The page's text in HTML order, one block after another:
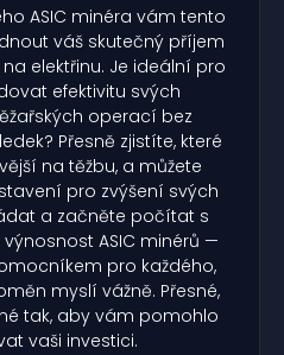
ASIC minéra vám tento
váš skutečný příjem
elektřinu. Je ideální pro
efektivitu svých
operací bez
Přesně zjistíte, které
na těžbu, a můžete
pro zvýšení svých
a začněte počítat s
ASIC minérů —
pro každého,
myslí vážně. Přesné,
tak, aby vám pomohlo
vaši investici.